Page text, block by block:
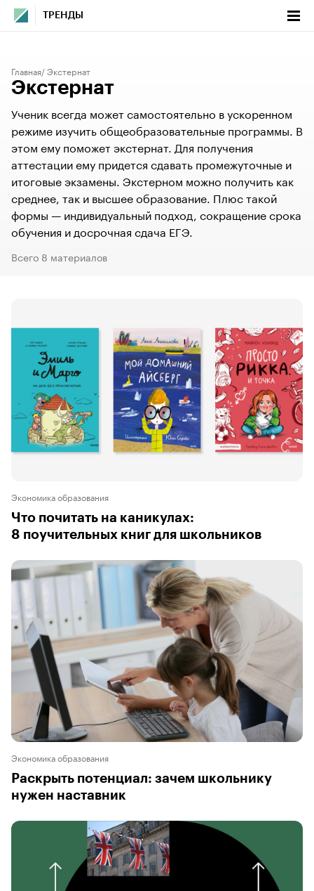
ТРЕНДЫ
Главная Экстернат
Экстернат
Ученик всегда может самостоятельно в ускоренном
режиме изучить общеобразовательные программы. В
этом ему поможет экстернат. Для получения
аттестации ему придется сдавать промежуточные и
итоговые экзамены. Экстерном можно получить как
среднее, так и высшее образование. Плюс такой
формы — индивидуальный подход, сокращение срока
обучения и досрочная сдача ЕГЭ.
Всего 8 материалов
Экономика образования
Что почитать на каникулах:
8 поучительных книг для школьников
Экономика образования
Раскрыть потенциал: зачем школьнику
нужен наставник